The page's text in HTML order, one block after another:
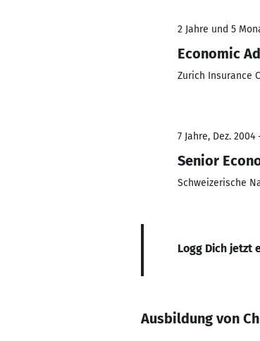
2 Jahre und 5
Economic
Zurich Insurance
7 Jahre, Dez. 2004
Senior
Schweizerische
Logg Dich jetzt
Ausbildung von